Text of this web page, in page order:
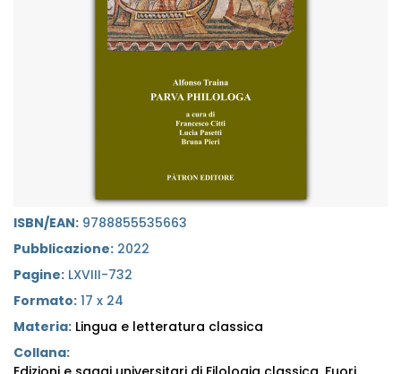
ISBN/EAN: 9788855535663
Pubblicazione: 2022
Pagine: LXVIII-732
Formato: 17 x 24
Materia: Lingua e letteratura classica
Collana: